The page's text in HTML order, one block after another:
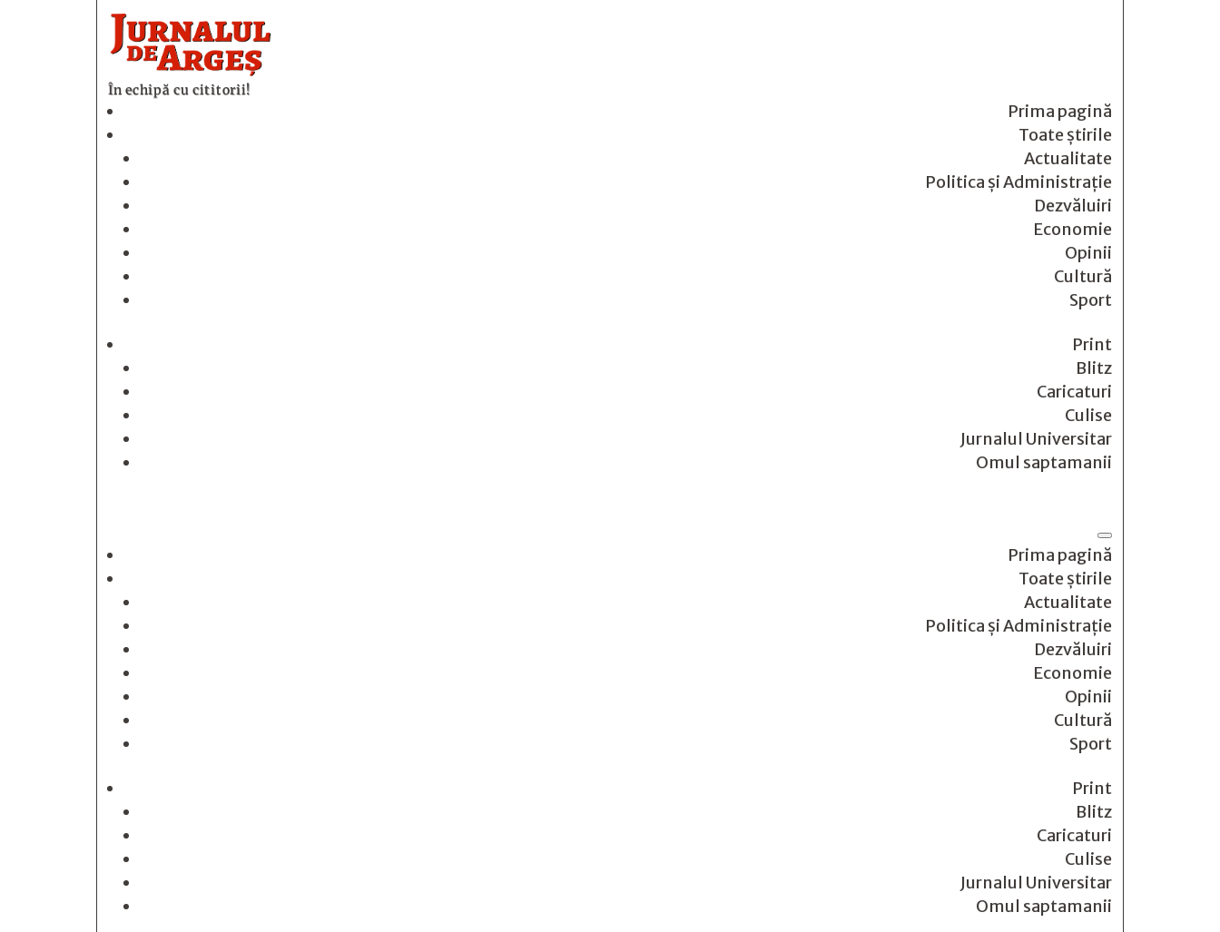
În echipă cu cititorii!
Prima pagină
Toate știrile
Actualitate
Politica și Administrație
Dezvăluiri
Economie
Opinii
Cultură
Sport
Print
Blitz
Caricaturi
Culise
Jurnalul Universitar
Omul saptamanii
Prima pagină
Toate știrile
Actualitate
Politica și Administrație
Dezvăluiri
Economie
Opinii
Cultură
Sport
Print
Blitz
Caricaturi
Culise
Jurnalul Universitar
Omul saptamanii